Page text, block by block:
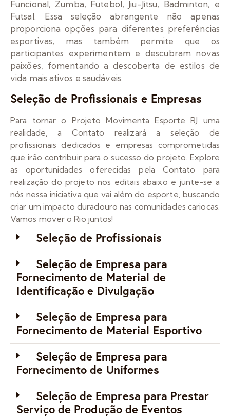
Funcional, Zumba, Futebol, Jiu-Jitsu, Badminton, e
Futsal. Essa seleção abrangente não apenas
proporciona opções para diferentes preferências
esportivas, mas também permite que os
participantes experimentem e descubram novas
paixões, fomentando a descoberta de estilos de
vida mais ativos e saudáveis.
Seleção de Profissionais e Empresas
Para tornar o Projeto Movimenta Esporte RJ uma
realidade, a Contato realizará a seleção de
profissionais dedicados e empresas comprometidas
que irão contribuir para o sucesso do projeto. Explore
as oportunidades oferecidas pela Contato para
realização do projeto nos editais abaixo e junte-se a
nós nessa iniciativa que vai além do esporte, buscando
criar um impacto duradouro nas comunidades cariocas.
Vamos mover o Rio juntos!
Seleção de Profissionais
Seleção de Empresa para
Fornecimento de Material de
Identificação e Divulgação
Seleção de Empresa para
Fornecimento de Material Esportivo
Seleção de Empresa para
Fornecimento de Uniformes
Seleção de Empresa para Prestar
Serviço de Produção de Eventos